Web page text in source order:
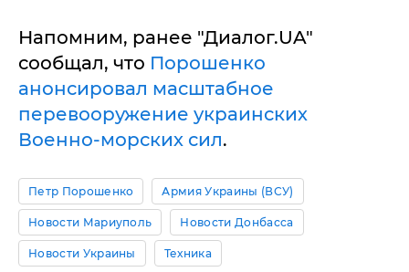
Напомним, ранее "Диалог.UA"
сообщал, что Порошенко
анонсировал масштабное
перевооружение украинских
Военно-морских сил.
Петр Порошенко Армия Украины (ВСУ)
Новости Мариуполь Новости Донбасса
Новости Украины Техника